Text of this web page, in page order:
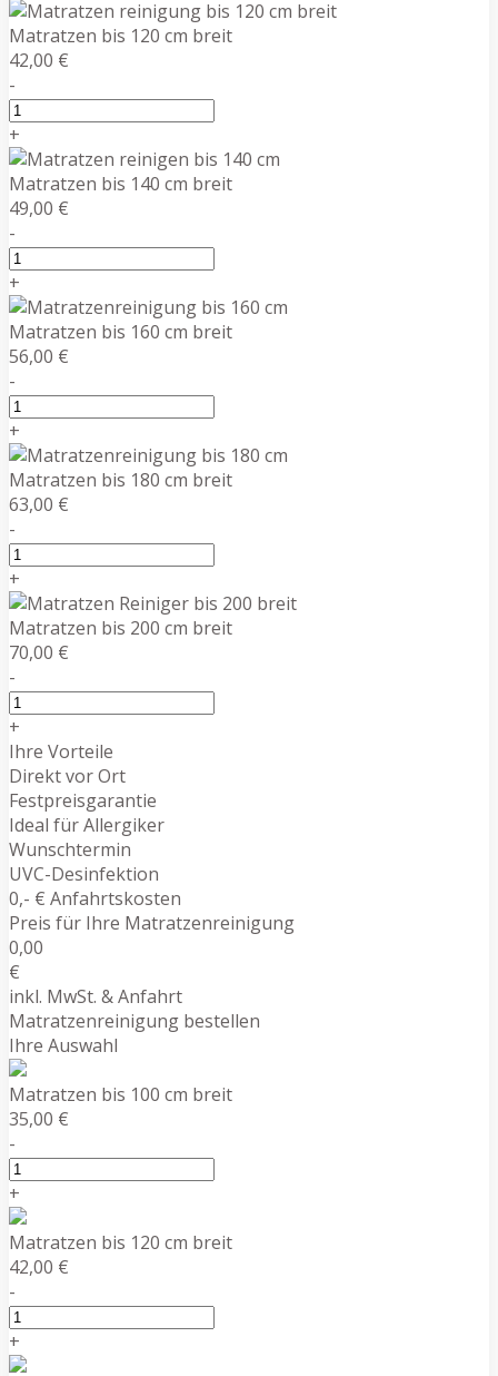
Matratzen bis 120 cm breit
42,00 €
-
+
Matratzen bis 140 cm breit
49,00 €
-
+
Matratzen bis 160 cm breit
56,00 €
-
+
Matratzen bis 180 cm breit
63,00 €
-
+
Matratzen bis 200 cm breit
70,00 €
-
+
Ihre Vorteile
Direkt vor Ort
Festpreisgarantie
Ideal für Allergiker
Wunschtermin
UVC-Desinfektion
0,- € Anfahrtskosten
Preis für Ihre Matratzenreinigung
0,00
€
inkl. MwSt. & Anfahrt
Matratzenreinigung bestellen
Ihre Auswahl
Matratzen bis 100 cm breit
35,00 €
-
+
Matratzen bis 120 cm breit
42,00 €
-
+